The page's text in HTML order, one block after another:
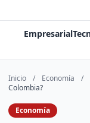
Empresarial
Inicio / Economía /
Colombia?
Economía